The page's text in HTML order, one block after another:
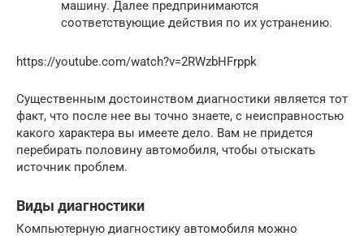
машину. Далее предпринимаются
соответствующие действия по их устранению.
https://youtube.com/watch?v=2RWzbHFrppk
Существенным достоинством диагностики является тот
факт, что после нее вы точно знаете, с неисправностью
какого характера вы имеете дело. Вам не придется
перебирать половину автомобиля, чтобы отыскать
источник проблем.
Виды диагностики
Компьютерную диагностику автомобиля можно